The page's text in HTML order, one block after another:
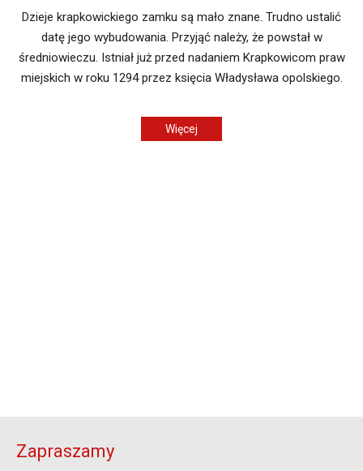
Dzieje krapkowickiego zamku są mało znane. Trudno ustalić
datę jego wybudowania. Przyjąć należy, że powstał w
średniowieczu. Istniał już przed nadaniem Krapkowicom praw
miejskich w roku 1294 przez księcia Władysława opolskiego.
Więcej
Zapraszamy